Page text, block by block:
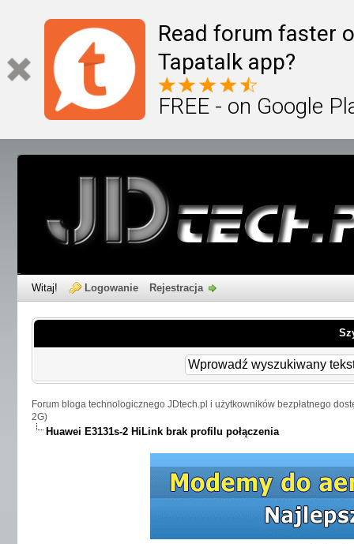
Read forum faster
Tapatalk app?
FREE - on Google
Witaj! Logowanie Rejestracja
Forum bloga technologicznego JDtech.pl i użytkowników bezpłatnego
2G)
Huawei E3131s-2 HiLink brak profilu połączenia